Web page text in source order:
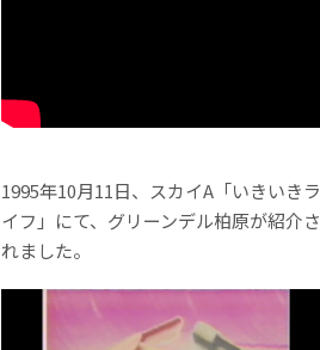
1995年10月11日、スカイA「いきいきラ
イフ」にて、グリーンデル柏原が紹介さ
れました。